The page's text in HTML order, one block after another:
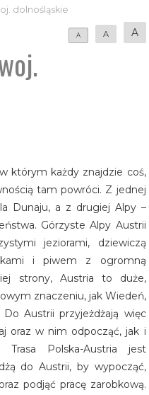
dolnośląskie
A A A
którym każdy znajdzie coś,
tam powróci. Z jednej
Dunaju, a z drugiej Alpy –
Górzyste Alpy Austrii
jeziorami, dziewiczą
i piwem z ogromną
strony, Austria to duże,
znaczeniu, jak Wiedeń,
Austrii przyjeżdżają więc
oraz w nim odpocząć, jak i
Polska-Austria jest
do Austrii, by wypocząć,
podjąć pracę zarobkową.